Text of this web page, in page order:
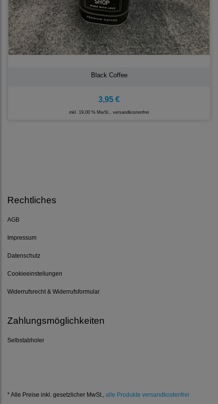
Black Coffee
3,95 €
inkl. 19,00 % MwSt., versandkostenfrei
Rechtliches
AGB
Impressum
Datenschutz
Cookieeinstellungen
Widerrufsrecht & Widerrufsformular
Zahlungsmöglichkeiten
Selbstabholer
* Alle Preise inkl. gesetzlicher MwSt., alle Produkte versandkostenfrei